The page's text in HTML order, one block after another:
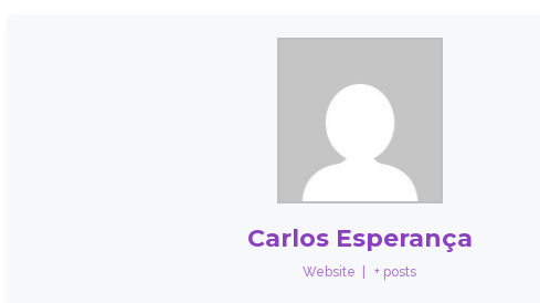
Carlos Esperança
Website + posts